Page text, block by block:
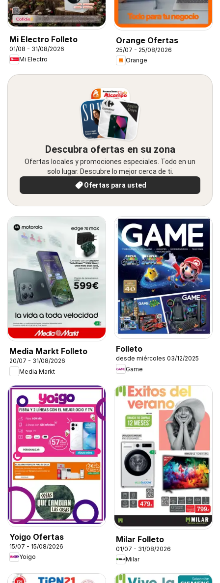
Mi Electro Folleto
01/08 - 31/08/2026
Mi Electro
Orange Ofertas
25/07 - 25/08/2026
Orange
Descubra ofertas en su zona
Ofertas locales y promociones especiales. Todo en un
solo lugar. Descubre lo mejor cerca de ti.
Ofertas para usted
Media Markt Folleto
20/07 - 31/08/2026
Media Markt
Folleto
desde miércoles 03/12/2025
Game
Yoigo Ofertas
15/07 - 15/08/2026
Yoigo
Milar Folleto
01/07 - 31/08/2026
Milar